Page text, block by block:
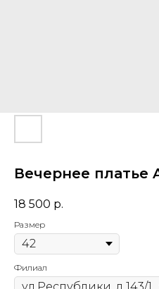
Вечернее платье
18 500 р.
Размер
Филиал